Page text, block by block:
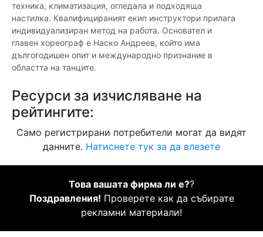
техника, климатизация, огледала и подходяща
настилка. Квалифицираният екип инструктори прилага
индивидуализиран метод на работа. Основател и
главен хореограф е Наско Андреев, който има
дългогодишен опит и международно признание в
областта на танците.
Ресурси за изчисляване на
рейтингите:
Само регистрирани потребители могат да видят
данните. Натиснете тук за да влезете
Това вашата фирма ли е??
Поздравления! Проверете как да събирате
рекламни материали!